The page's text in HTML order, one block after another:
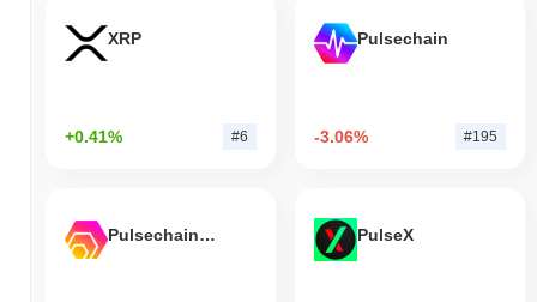
XRP
+0.41% #6
Pulsechain
-3.06% #195
Pulsechain Bridged HEX (Pulsechain) PulseX